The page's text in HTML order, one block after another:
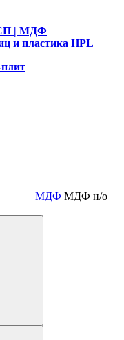
| МДФ
и пластика HPL
МДФ МДФ н/о